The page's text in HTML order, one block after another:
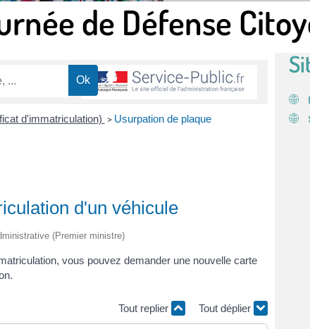
de Défense
d'immatriculation) > Usurpation de plaque
d'un véhicule
(Premier ministre)
vous pouvez demander une nouvelle carte
Tout replier Tout déplier